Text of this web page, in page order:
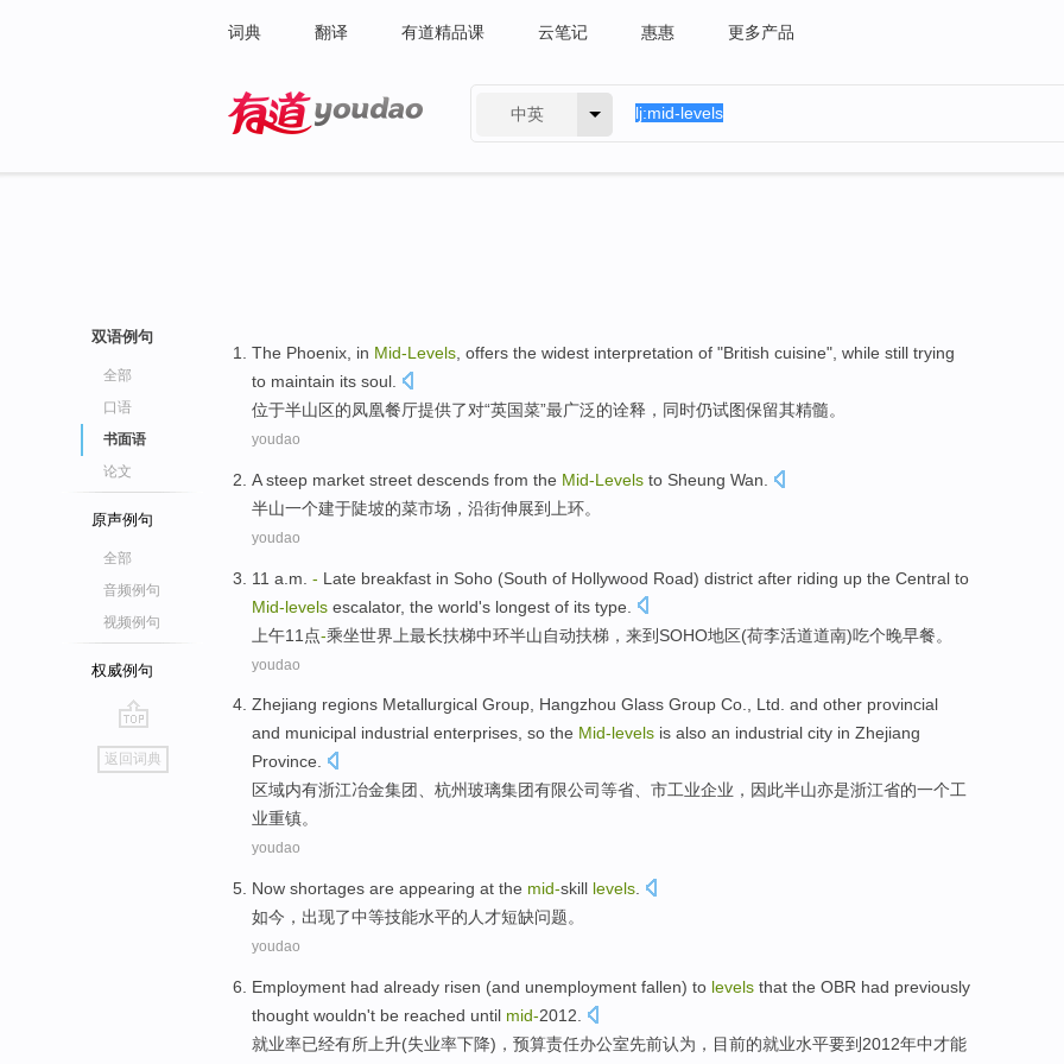
词典 翻译 有道精品课 云笔记 惠惠 更多产品
中英
双语例句
全部
口语
书面语
论文
原声例句
全部
音频例句
视频例句
权威例句
go
top
返回词典
The Phoenix , in Mid-Levels offers the widest interpretation of "British cuisine", while still trying
to maintain its soul
位于半山区的凤凰餐厅提供了对“英国菜”最广泛的诠释 ， 同时仍试图保留其精髓。
youdao
A steep market street descends from the Mid-Levels to Sheung Wan.
半山一个建于陡坡的菜市场， 沿街伸展到 上环。
youdao
11 a.m - Late breakfast in Soho (South of Hollywood Road) district after riding up the Central to
Mid-levels escalator, the world's longest of its type.
上午11 点-乘坐世界 上最长扶梯中环半山自动扶梯，来到SOHO地区(荷李活道道南)吃个晚早餐。
youdao
Zhejiang regions Metallurgical Group, Hangzhou Glass Group Co., Ltd. and other provincial
and municipal industrial enterprises, so the Mid-levels is also an industrial city in Zhejiang
Province.
区域内有浙江冶金集团、 杭州玻璃集团有限公司等省、 市工业企业 ， 因此半山亦是浙江省的一个工
业重镇。
youdao
Now shortages are appearing at the mid-skill levels
如今 ， 出现了中等技能水平的人才短缺问题。
youdao
Employment had already risen (and unemployment fallen) to levels that the OBR had previously
thought wouldn't be reached until mid-2012.
就业率已经有所上升(失业率下降)，预算责任办公室先前认为 ，目前的就业水平要到 2012年中才能